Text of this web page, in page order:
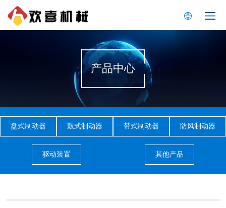
产品中心
盘式制动器 鼓式制动器 带式制动器 防风制动器
驱动装置 其他产品